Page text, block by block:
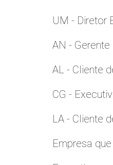
UM - Diretor
AN -
AL - Cliente
CG -
LA - Cliente
Empresa